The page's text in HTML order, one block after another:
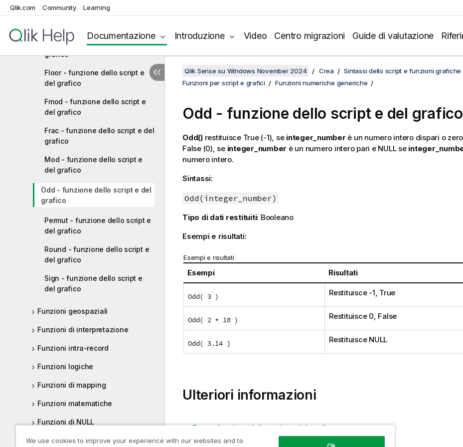
Qlik.com Community Learning
Documentazione Introduzione Video Centro migrazioni Guide di valutazione
Fabs - funzione dello script e
Fact - funzione dello script e del
grafico
Floor - funzione dello script e
del grafico
Fmod - funzione dello script e
del grafico
Frac - funzione dello script e del
grafico
Mod - funzione dello script e
del grafico
Odd - funzione dello script e del
grafico
Permut - funzione dello script e
del grafico
Round - funzione dello script e
del grafico
Sign - funzione dello script e
del grafico
Funzioni geospaziali
Funzioni di interpretazione
Funzioni intra-record
Funzioni logiche
Funzioni di mapping
Funzioni matematiche
Funzioni di NULL
Funzioni di scala
Qlik Sense su Windows November 2024 Crea
Sintassi dello script e funzioni grafiche
Funzioni per script e grafici
Funzioni numeriche generiche
Odd - funzione dello script e del grafico
Odd()restituisce True(-1), se integer_number è un numero intero dispari o
False(0), se integer_number è un numero intero pari e NULLse
numero intero.
Sintassi:
Odd(integer_number)
Tipo di dati restituiti: Booleano
Esempi e risultati:
Esempi e risultati
Esempi Risultati
Odd( 3 ) Restituisce -1, True
Odd( 2 * 10 ) Restituisce 0, False
Odd( 3.14 ) Restituisce NULL
Ulteriori informazioni
Even - funzione dello script e del grafico
We use cookies to improve your experience with our websites and to